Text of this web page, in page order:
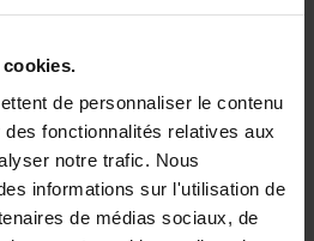
de personnaliser le contenu
fonctionnalités relatives aux
notre trafic. Nous
informations sur l'utilisation de
de médias sociaux, de